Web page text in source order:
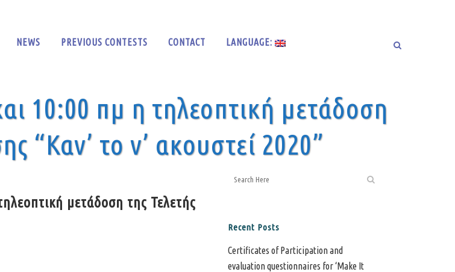
NEWS PREVIOUS CONTESTS CONTACT LANGUAGE:
10:00 πμ η τηλεοπτική μετάδοση
“Καν’ το ν’ ακουστεί 2020”
μετάδοση της Τελετής
Recent Posts
Certificates of Participation and
evaluation questionnaires for ‘Make It